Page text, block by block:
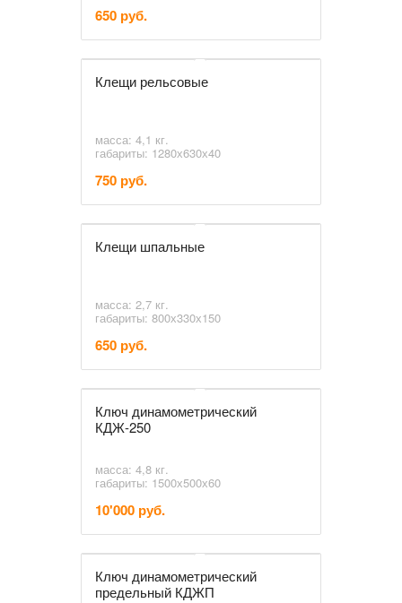
650 руб.
Клещи рельсовые
масса: 4,1 кг.
габариты: 1280х630х40
750 руб.
Клещи шпальные
масса: 2,7 кг.
габариты: 800х330х150
650 руб.
Ключ динамометрический
КДЖ-250
масса: 4,8 кг.
габариты: 1500х500х60
10'000 руб.
Ключ динамометрический
предельный КДЖП